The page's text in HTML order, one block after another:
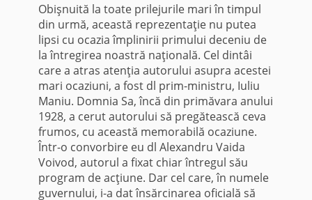
Obişnuită la toate prilejurile mari în timpul
din urmă, această reprezentaţie nu putea
lipsi cu ocazia împlinirii primului deceniu de
la întregirea noastră naţio­nală. Cel dintâi
care a atras atenţia autorului asupra acestei
mari ocaziuni, a fost dl prim-ministru, Iuliu
Maniu. Domnia Sa, încă din primăvara anului
1928, a cerut autorului să pregătească ceva
frumos, cu această memorabilă ocaziune.
Într-o convorbire eu dl Alexandru Vaida
Voivod, autorul a fixat chiar întregul său
program de acţiune. Dar cel care, în numele
guvernului, i-a dat însărcinarea ofi­cială să